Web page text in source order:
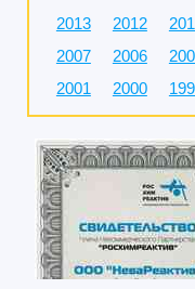
2013
2012
2007
2006
2001
2000